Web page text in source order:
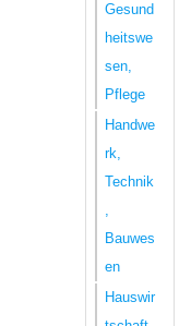
Gesund
heitswe
sen,
Pflege
Handwe
rk,
Technik
,
Bauwes
en
Hauswir